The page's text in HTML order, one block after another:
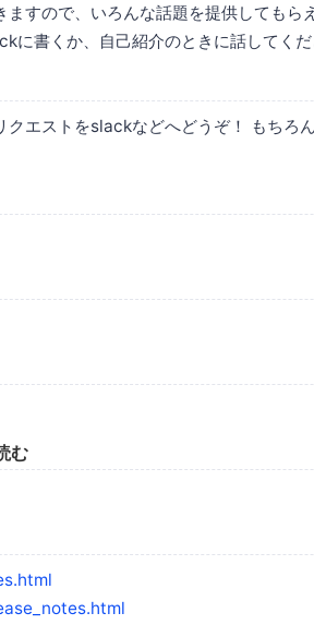
すので、いろんな話題を提供してもら
書くか、自己紹介のときに話してくだ
エストをslackなどへどうぞ！ もちろ
む